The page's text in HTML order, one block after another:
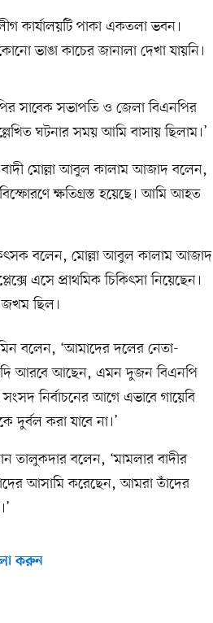
কার্যালয়টি পাকা একতলা ভবন।
ভাঙা কাচের জানালা দেখা যায়নি।
সাবেক সভাপতি ও জেলা বিএনপির
ঘটনার সময় আমি বাসায় ছিলাম।’
বাদী মোল্লা আবুল কালাম আজাদ বলেন,
ক্ষতিগ্রস্ত হয়েছে। আমি আহত
বলেন, মোল্লা আবুল কালাম আজাদ
এসে প্রাথমিক চিকিৎসা নিয়েছেন।
জখম ছিল।
বলেন, ‘আমাদের দলের নেতা-
আরবে আছেন, এমন দুজন বিএনপি
নির্বাচনের আগে এভাবে গায়েবি
দুর্বল করা যাবে না।’
তালুকদার বলেন, ‘মামলার বাদীর
আসামি করেছেন, আমরা তাঁদের
করুন